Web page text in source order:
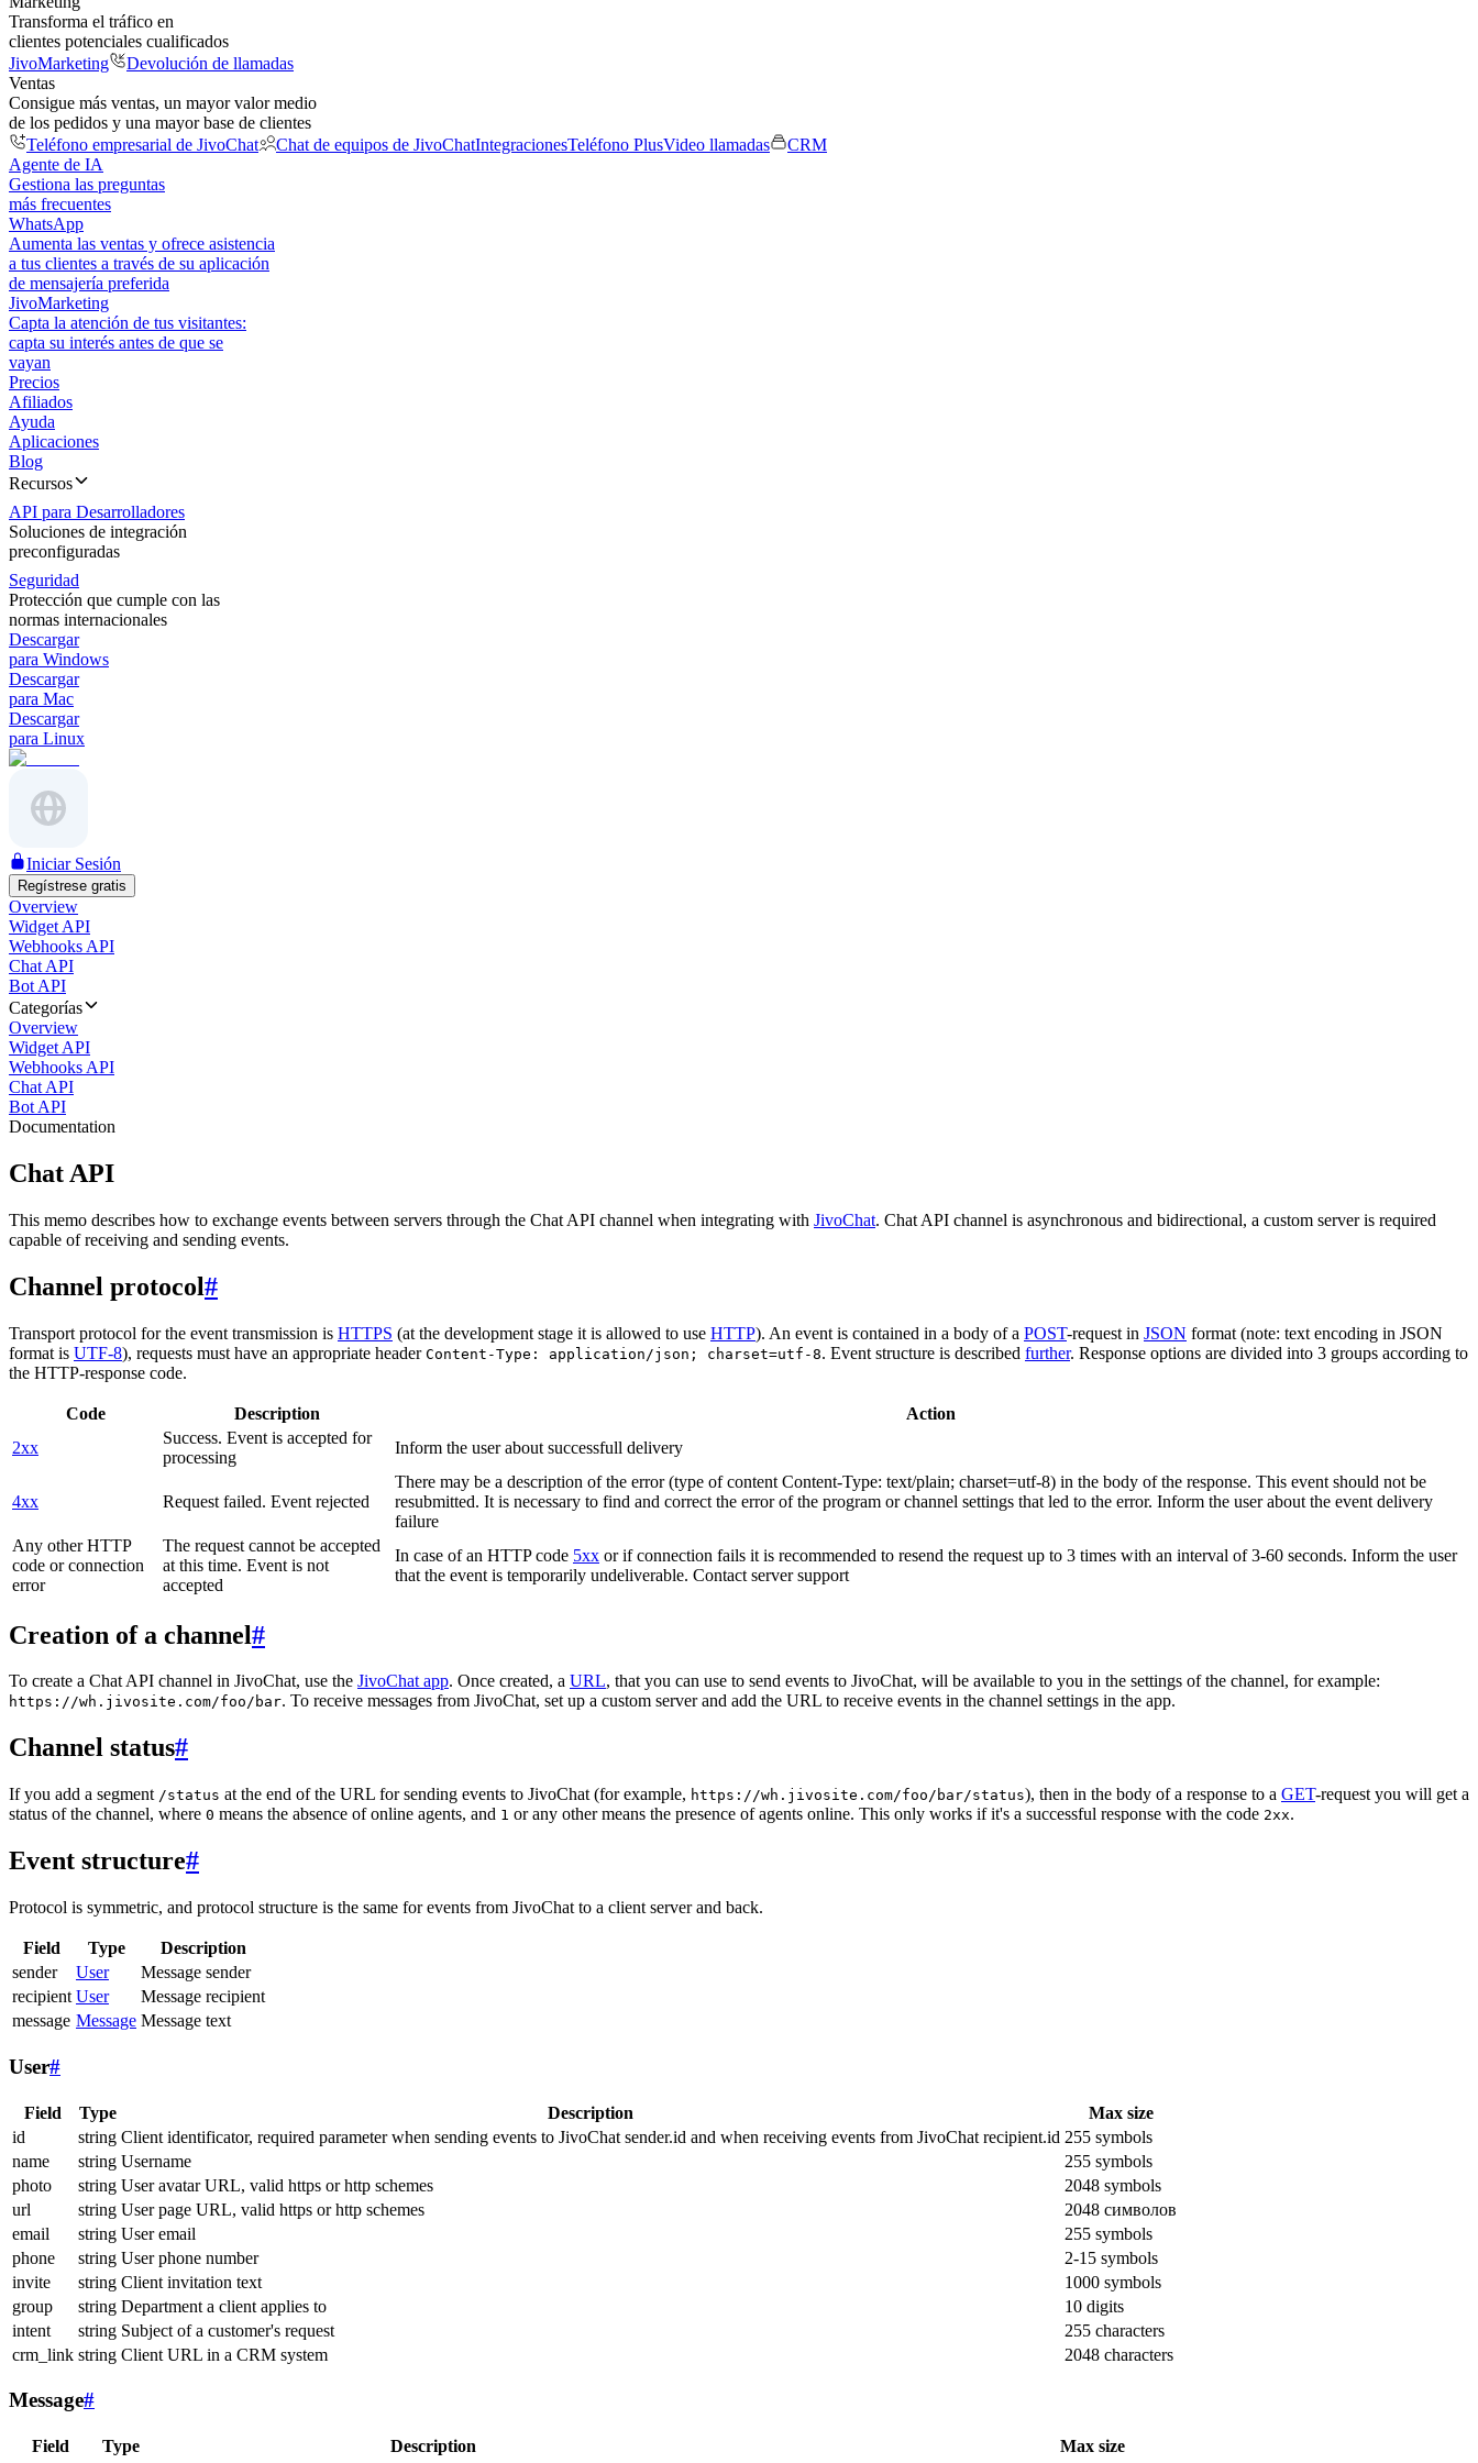
Transforma el tráfico en
clientes potenciales cualificados
JivoMarketing
Devolución de llamadas
Ventas
Consigue más ventas, un mayor valor medio
de los pedidos y una mayor base de clientes
Teléfono empresarial de JivoChat
Chat de equipos de JivoChatIntegracionesTeléfono PlusVideo llamadas
CRM
Agente de IA
Gestiona las preguntas
más frecuentes
WhatsApp
Aumenta las ventas y ofrece asistencia
a tus clientes a través de su aplicación
de mensajería preferida
JivoMarketing
Capta la atención de tus visitantes:
capta su interés antes de que se
vayan
Precios
Afiliados
Ayuda
Aplicaciones
Blog
Recursos
API para Desarrolladores
Soluciones de integración
preconfiguradas
Seguridad
Protección que cumple con las
normas internacionales
Descargar
para Windows
Descargar
para Mac
Descargar
para Linux
Iniciar Sesión
Regístrese gratis
Overview
Widget API
Webhooks API
Chat API
Bot API
Categorías
Overview
Widget API
Webhooks API
Chat API
Bot API
Documentation
Chat API
This memo describes how to exchange events between servers through the Chat API channel when integrating with JivoChat. Chat API channel is asynchronous and bidirectional, a custom server is required
capable of receiving and sending events.
Channel protocol#
Transport protocol for the event transmission is HTTPS (at the development stage it is allowed to use HTTP). An event is contained in a body of a POST-request in JSON format (note: text encoding in JSON
format is UTF-8), requests must have an appropriate header Content-Type: application/json; charset=utf-8. Event structure is described further. Response options are divided into 3 groups according to
the HTTP-response code.
Code Description
Action
2xx
Success. Event is accepted for
processing
Inform the user about successfull delivery
4xx Request failed. Event rejected
There may be a description of the error (type of content Content-Type: text/plain; charset=utf-8) in the body of the response. This event should not be
resubmitted. It is necessary to find and correct the error of the program or channel settings that led to the error. Inform the user about the event delivery
failure
Any other HTTP
code or connection
error
The request cannot be accepted
at this time. Event is not
accepted
In case of an HTTP code 5xx or if connection fails it is recommended to resend the request up to 3 times with an interval of 3-60 seconds. Inform the user
that the event is temporarily undeliverable. Contact server support
Creation of a channel#
To create a Chat API channel in JivoChat, use the JivoChat app. Once created, a URL, that you can use to send events to JivoChat, will be available to you in the settings of the channel, for example:
https://wh.jivosite.com/foo/bar. To receive messages from JivoChat, set up a custom server and add the URL to receive events in the channel settings in the app.
Channel status#
If you add a segment /status at the end of the URL for sending events to JivoChat (for example, https://wh.jivosite.com/foo/bar/status), then in the body of a response to a GET-request you will get a
status of the channel, where 0 means the absence of online agents, and 1 or any other means the presence of agents online. This only works if it's a successful response with the code 2xx.
Event structure#
Protocol is symmetric, and protocol structure is the same for events from JivoChat to a client server and back.
Field Type
Description
sender
User
Message sender
recipient User
Message recipient
message Message Message text
User#
Field Type Description
Max size
id
string Client identificator, required parameter when sending events to JivoChat sender.id and when receiving events from JivoChat recipient.id 255 symbols
name
string Username
255 symbols
photo
string User avatar URL, valid https or http schemes
2048 symbols
url
string User page URL, valid https or http schemes
2048 символов
email
string User email
255 symbols
phone
string User phone number
2-15 symbols
invite
string Client invitation text
1000 symbols
group
string Department a client applies to
10 digits
intent
string Subject of a customer's request
255 characters
crm_link string Client URL in a CRM system 2048 characters
Message#
Field Type Description
Max size